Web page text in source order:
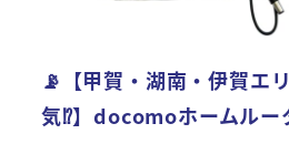
📡【甲賀・湖南・伊賀エ
気⁉】docomoホームル